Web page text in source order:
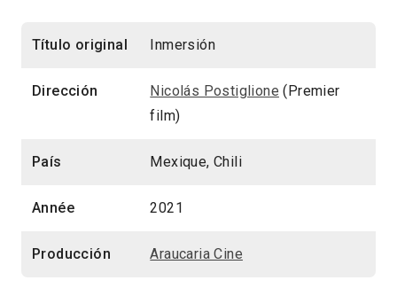
Título original Inmersión
Dirección Nicolás Postiglione (Premier
film)
País Mexique, Chili
Année 2021
Producción Araucaria Cine